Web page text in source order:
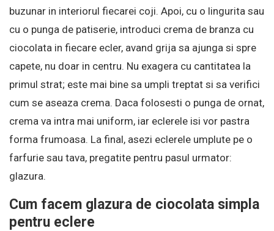
buzunar in interiorul fiecarei coji. Apoi, cu o lingurita sau
cu o punga de patiserie, introduci crema de branza cu
ciocolata in fiecare ecler, avand grija sa ajunga si spre
capete, nu doar in centru. Nu exagera cu cantitatea la
primul strat; este mai bine sa umpli treptat si sa verifici
cum se aseaza crema. Daca folosesti o punga de ornat,
crema va intra mai uniform, iar eclerele isi vor pastra
forma frumoasa. La final, asezi eclerele umplute pe o
farfurie sau tava, pregatite pentru pasul urmator:
glazura.
Cum facem glazura de ciocolata simpla
pentru eclere